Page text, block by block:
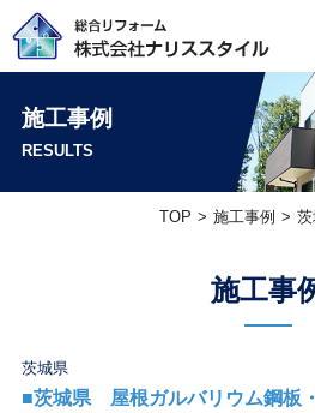
施工事例
RESULTS
TOP 施工事例
施工事
茨城県
■茨城県 屋根ガルバリウム鋼板